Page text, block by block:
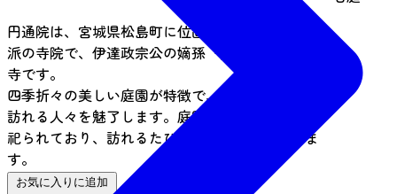
円通院は、宮城県松島町に位置する臨済宗妙心寺
派の寺院で、伊達政宗公の嫡孫「光宗公」の菩提
寺です。
四季折々の美しい庭園が特徴で、特に秋の紅葉は
訪れる人々を魅了します。庭園内には、七福神が
祀られており、訪れるたびに新たな発見がありま
す。
お気に入りに追加